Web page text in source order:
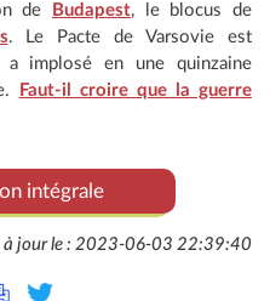
de Budapest, le blocus de
. Le Pacte de Varsovie est
a implosé en une quinzaine
Faut-il croire que la guerre
intégrale
à jour le : 2023-06-03 22:39:40